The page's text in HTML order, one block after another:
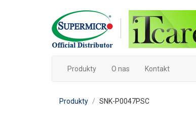
Produkty O nas Kontakt
Produkty SNK-P0047PSC